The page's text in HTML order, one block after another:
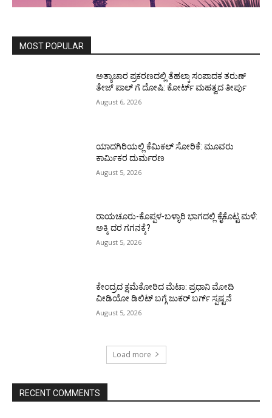
MOST POPULAR
ಅತ್ಯಾಚಾರ ಪ್ರಕರಣದಲ್ಲಿ ತೆಹಲ್ಕಾ ಸಂಪಾದಕ ತರುಣ್‌
ತೇಜ್‌ ಪಾಲ್‌ ಗೆ ದೋಷಿ: ಕೋರ್ಟ್‌ ಮಹತ್ವದ ತೀರ್ಪು
August 6, 2026
ಯಾದಗಿರಿಯಲ್ಲಿ ಕೆಮಿಕಲ್ ಸೋರಿಕೆ: ಮೂವರು
ಕಾರ್ಮಿಕರ ದುರ್ಮರಣ
August 5, 2026
ರಾಯಚೂರು-ಕೊಪ್ಪಳ-ಬಳ್ಳಾರಿ ಭಾಗದಲ್ಲಿ ಕೈಕೊಟ್ಟ ಮಳೆ:
ಅಕ್ಕಿ ದರ ಗಗನಕ್ಕೆ?
August 5, 2026
ಕೇಂದ್ರದ ಕ್ಷಮೆಕೋರಿದ ಮೆಟಾ: ಪ್ರಧಾನಿ ಮೋದಿ
ವೀಡಿಯೋ ಡಿಲಿಟ್ ಬಗ್ಗೆ ಜುಕರ್ ಬರ್ಗ್ ಸ್ಪಷ್ಟನೆ
August 5, 2026
Load more
RECENT COMMENTS